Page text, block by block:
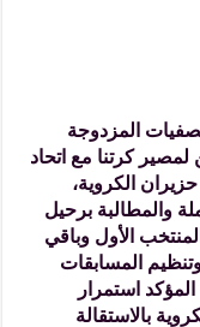
المزدوجة
لمصير كرتنا مع اتحاد
الكروية،
والمطالبة برحيل
الأول وباقي
المسابقات
استمرار
بالاستقالة